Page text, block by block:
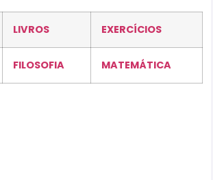
LIVROS EXERCÍCIOS
FILOSOFIA MATEMÁTICA